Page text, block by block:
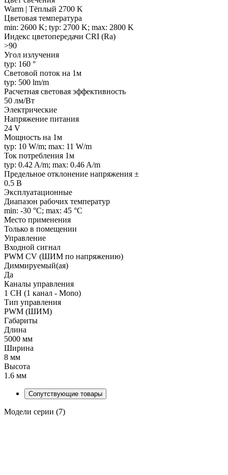
Warm | Тёплый 2700 K
Цветовая температура
min: 2600 K; typ: 2700 K; max: 2800 K
Индекс цветопередачи CRI (Ra)
>90
Угол излучения
typ: 160 °
Световой поток на 1м
typ: 500 lm/m
Расчетная световая эффективность
50 лм/Вт
Электрические
Напряжение питания
24 V
Мощность на 1м
typ: 10 W/m; max: 11 W/m
Ток потребления 1м
typ: 0.42 A/m; max: 0.46 A/m
Предельное отклонение напряжения ±
0.5 В
Эксплуатационные
Диапазон рабочих температур
min: -30 °C; max: 45 °C
Место применения
Только в помещении
Управление
Входной сигнал
PWM СV (ШИМ по напряжению)
Диммируемый(ая)
Да
Каналы управления
1 CH (1 канал - Mono)
Тип управления
PWM (ШИМ)
Габариты
Длина
5000 мм
Ширина
8 мм
Высота
1.6 мм
Сопутствующие товары
Модели серии (7)